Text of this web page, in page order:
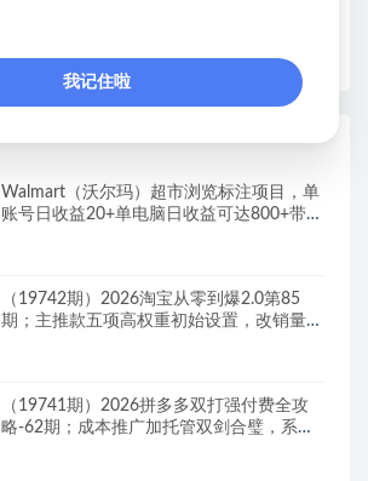
Walmart（沃尔玛）超市浏览标注项目，单
账号日收益20+单电脑日收益可达800+带分
（19742期）2026淘宝从零到爆2.0第85
期；主推款五项高权重初始设置，改销量评
（19741期）2026拼多多双打强付费全攻
略-62期；成本推广加托管双剑合璧，系统
我记住啦